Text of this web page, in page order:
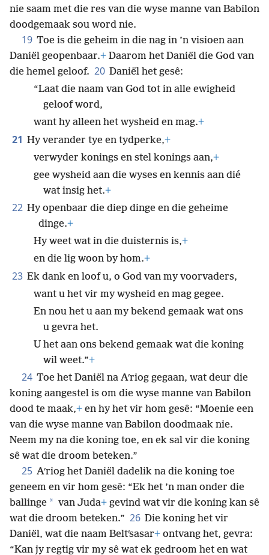
nie saam met die res van die wyse manne van Babilon
doodgemaak sou word nie.
19 Toe is die geheim in die nag in ’n visioen aan
Daniël geopenbaar.+ Daarom het Daniël die God van
die hemel geloof. 20 Daniël het gesê:
“Laat die naam van God tot in alle ewigheid
geloof word,
want hy alleen het wysheid en mag.+
21 Hy verander tye en tydperke,+
verwyder konings en stel konings aan,+
gee wysheid aan die wyses en kennis aan dié
wat insig het.+
22 Hy openbaar die diep dinge en die geheime
dinge.+
Hy weet wat in die duisternis is,+
en die lig woon by hom.+
23 Ek dank en loof u, o God van my voorvaders,
want u het vir my wysheid en mag gegee.
En nou het u aan my bekend gemaak wat ons
u gevra het.
U het aan ons bekend gemaak wat die koning
wil weet.”+
24 Toe het Daniël na Aʹriog gegaan, wat deur die
koning aangestel is om die wyse manne van Babilon
dood te maak,+ en hy het vir hom gesê: “Moenie een
van die wyse manne van Babilon doodmaak nie.
Neem my na die koning toe, en ek sal vir die koning
sê wat die droom beteken.”
25 Aʹriog het Daniël dadelik na die koning toe
geneem en vir hom gesê: “Ek het ’n man onder die
ballinge * van Juda+ gevind wat vir die koning kan sê
wat die droom beteken.” 26 Die koning het vir
Daniël, wat die naam Beltʹsasar+ ontvang het, gevra:
“Kan jy regtig vir my sê wat ek gedroom het en wat